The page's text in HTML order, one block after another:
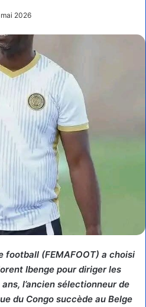
2026
football (FEMAFOOT) a choisi
Ibenge pour diriger les
l’ancien sélectionneur de
du Congo succède au Belge